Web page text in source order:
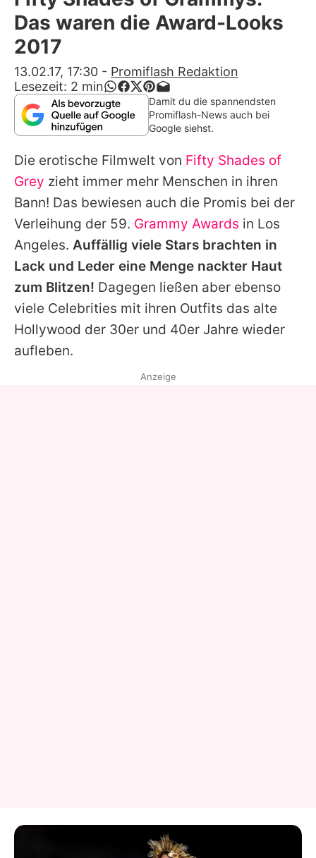
Alle Themen auf Promiflash
App runterladen
Team
Redaktionelle Richtlinien
Impressum
Datenschutzerklärung
Nutzungsbedingungen
Utiq verwalten
Das waren die Award-Looks
2017
13.02.17, 17:30 - Promiflash Redaktion
Lesezeit: 2 min
Damit du die spannendsten
Promiflash-News auch bei
Google siehst.
Die erotische Filmwelt von Fifty Shades of
Grey zieht immer mehr Menschen in ihren
Bann! Das bewiesen auch die Promis bei der
Verleihung der 59. Grammy Awards in Los
Angeles. Auffällig viele Stars brachten in
Lack und Leder eine Menge nackter Haut
zum Blitzen! Dagegen ließen aber ebenso
viele Celebrities mit ihren Outfits das alte
Hollywood der 30er und 40er Jahre wieder
aufleben.
Anzeige